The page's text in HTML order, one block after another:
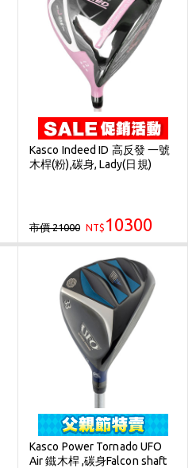
Kasco Indeed ID 高反發 一號
木桿(粉),碳身, Lady(日規)
市價 21000 NT$ 10300
Kasco Power Tornado UFO
Air 鐵木桿 ,碳身Falcon shaft